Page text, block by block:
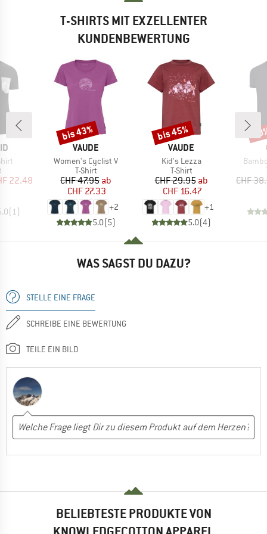
T-SHIRTS MIT EXZELLENTER
KUNDENBEWERTUNG
Preis
22.48
(1)
MARKE
VAUDE
Artikel
Women's Cyclist V
Produktgruppe
T-Shirt
Preis
CHF 47.95reduzierter Preis
ab
CHF 27.33
+2
5.0(5)
Rabatt
bis 43%
MARKE
VAUDE
Artikel
Kid's Lezza
Produktgruppe
T-Shirt
Preis
CHF 29.95reduzierter Preis
ab
CHF 16.47
+1
5.0(4)
Rabatt
bis 45%
Artikel
CHF
WAS SAGST DU DAZU?
STELLE EINE FRAGE
SCHREIBE EINE BEWERTUNG
TEILE EIN BILD
BELIEBTESTE PRODUKTE VON